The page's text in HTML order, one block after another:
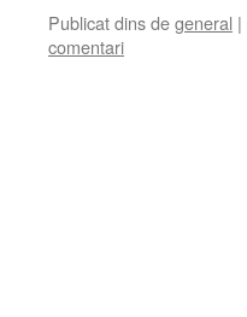
Publicat dins degeneral |
comentari